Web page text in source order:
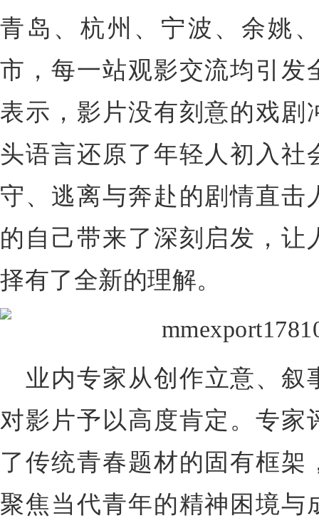
青岛、杭州、宁波、余姚
市，每一站观影交流均引发
表示，影片没有刻意的戏剧
头语言还原了年轻人初入社
守、逃离与奔赴的剧情直击
的自己带来了深刻启发，让
择有了全新的理解。
业内专家从创作立意、叙
对影片予以高度肯定。专家
了传统青春题材的固有框
聚焦当代青年的精神困境与